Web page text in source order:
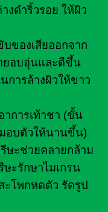
งดำริ้วรอย ให้ผิว
ของเสียออกจาก
ยอบอุ่นและดีขึ้น
การล้างผิวให้ขาว
าการเท้าชา (ขั้น
อบตัวให้นานขึ้น)
ษะช่วยคลายกล้าม
ะรักษาไมเกรน
ะโพกหดตัว รัดรูป